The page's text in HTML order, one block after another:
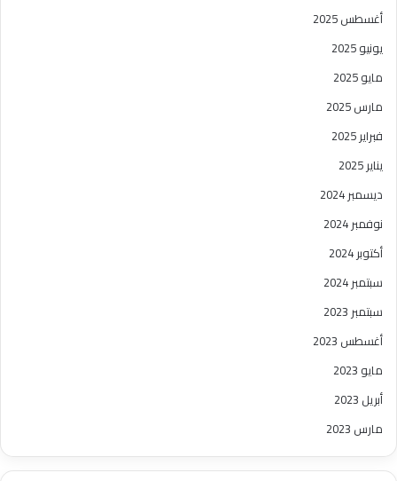
أغسطس 2025
يونيو 2025
مايو 2025
مارس 2025
فبراير 2025
يناير 2025
ديسمبر 2024
نوفمبر 2024
أكتوبر 2024
سبتمبر 2024
سبتمبر 2023
أغسطس 2023
مايو 2023
أبريل 2023
مارس 2023